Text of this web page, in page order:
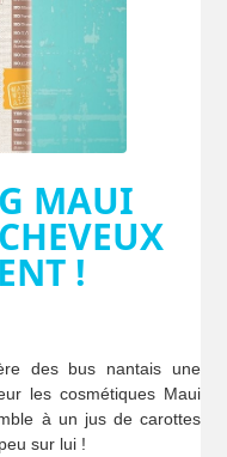
MAUI
!
des bus nantais une
les cosmétiques Maui
à un jus de carottes
sur lui !